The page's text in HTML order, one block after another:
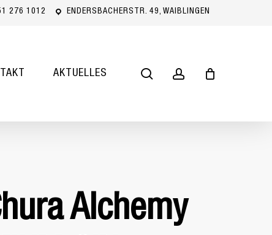
276 1012 ENDERSBACHERSTR. 49, WAIBLINGEN
AKTUELLES search account
Alchemy